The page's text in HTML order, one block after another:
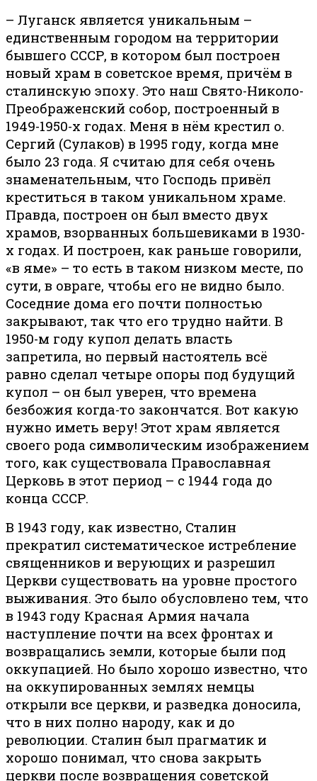
– Луганск является уникальным –
единственным городом на территории
бывшего СССР, в котором был построен
новый храм в советское время, причём в
сталинскую эпоху. Это наш Свято-Николо-
Преображенский собор, построенный в
1949-1950-х годах. Меня в нём крестил о.
Сергий (Сулаков) в 1995 году, когда мне
было 23 года. Я считаю для себя очень
знаменательным, что Господь привёл
креститься в таком уникальном храме.
Правда, построен он был вместо двух
храмов, взорванных большевиками в 1930-
х годах. И построен, как раньше говорили,
«в яме» – то есть в таком низком месте, по
сути, в овраге, чтобы его не видно было.
Соседние дома его почти полностью
закрывают, так что его трудно найти. В
1950-м году купол делать власть
запретила, но первый настоятель всё
равно сделал четыре опоры под будущий
купол – он был уверен, что времена
безбожия когда-то закончатся. Вот какую
нужно иметь веру! Этот храм является
своего рода символическим изображением
того, как существовала Православная
Церковь в этот период – с 1944 года до
конца СССР.
В 1943 году, как известно, Сталин
прекратил систематическое истребление
священников и верующих и разрешил
Церкви существовать на уровне простого
выживания. Это было обусловлено тем, что
в 1943 году Красная Армия начала
наступление почти на всех фронтах и
возвращались земли, которые были под
оккупацией. Но было хорошо известно, что
на оккупированных землях немцы
открыли все церкви, и разведка доносила,
что в них полно народу, как и до
революции. Сталин был прагматик и
хорошо понимал, что снова закрыть
церкви после возвращения советской